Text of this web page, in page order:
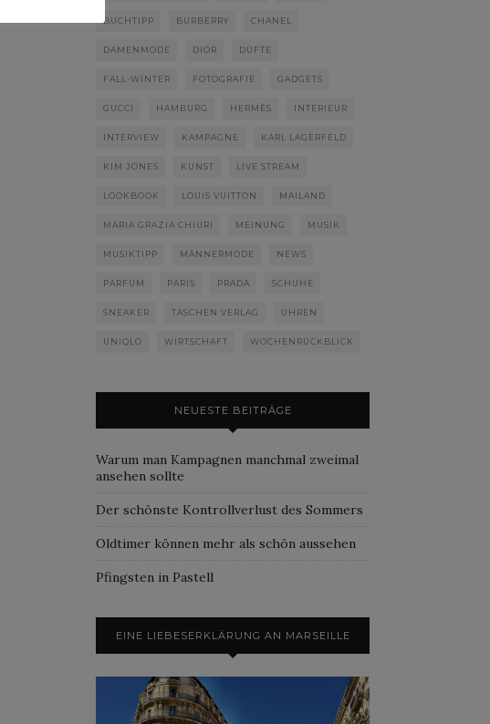
BUCHTIPP BURBERRY CHANEL
DAMENMODE DIOR DÜFTE
FALL-WINTER FOTOGRAFIE GADGETS
GUCCI HAMBURG HERMÈS INTERIEUR
INTERVIEW KAMPAGNE KARL LAGERFELD
KIM JONES KUNST LIVE STREAM
LOOKBOOK LOUIS VUITTON MAILAND
MARIA GRAZIA CHIURI MEINUNG MUSIK
MUSIKTIPP MÄNNERMODE NEWS
PARFUM PARIS PRADA SCHUHE
SNEAKER TASCHEN VERLAG UHREN
UNIQLO WIRTSCHAFT WOCHENRÜCKBLICK
NEUESTE BEITRÄGE
Warum man Kampagnen manchmal zweimal
ansehen sollte
Der schönste Kontrollverlust des Sommers
Oldtimer können mehr als schön aussehen
Pfingsten in Pastell
EINE LIEBESERKLÄRUNG AN MARSEILLE